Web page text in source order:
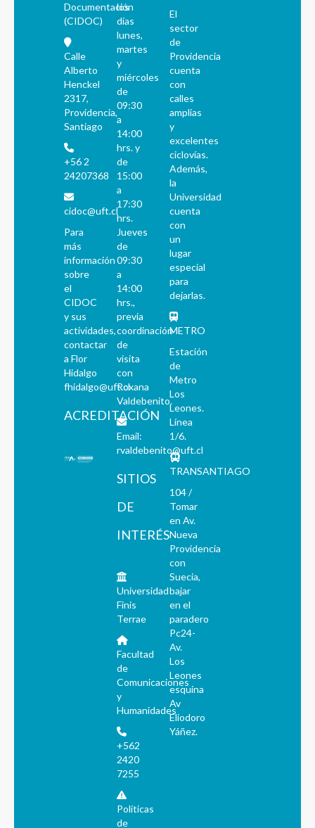
Documentación
(CIDOC)
Calle
Alberto
Henckel
2317,
Providencia,
Santiago
+56 2
24207368
cidoc@uft.cl
Para
más
información
sobre
el
CIDOC
y sus
actividades,
contactar
a Flor
Hidalgo
fhidalgo@uft.cl
ACREDITACIÓN
los
días
lunes,
martes
y
miércoles
de
09:30
a
14:00
hrs. y
de
15:00
a
17:30
hrs.
Jueves
de
09:30
a
14:00
hrs.,
previa
coordinación
de
visita
con
Roxana
Valdebenito.
Email:
rvaldebenito@uft.cl
SITIOS
DE
INTERÉS
Universidad
Finis
Terrae
Facultad
de
Comunicaciones
y
Humanidades
+562
2420
7255
Políticas
de
El
sector
de
Providencia
cuenta
con
calles
amplias
y
excelentes
ciclovías.
Además,
la
Universidad
cuenta
con
un
lugar
especial
para
dejarlas.
METRO
Estación
de
Metro
Los
Leones.
Línea
1/6.
TRANSANTIAGO
104 /
Tomar
en Av.
Nueva
Providencia
con
Suecia,
bajar
en el
paradero
Pc24-
Av.
Los
Leones
esquina
Av
Eliodoro
Yáñez.